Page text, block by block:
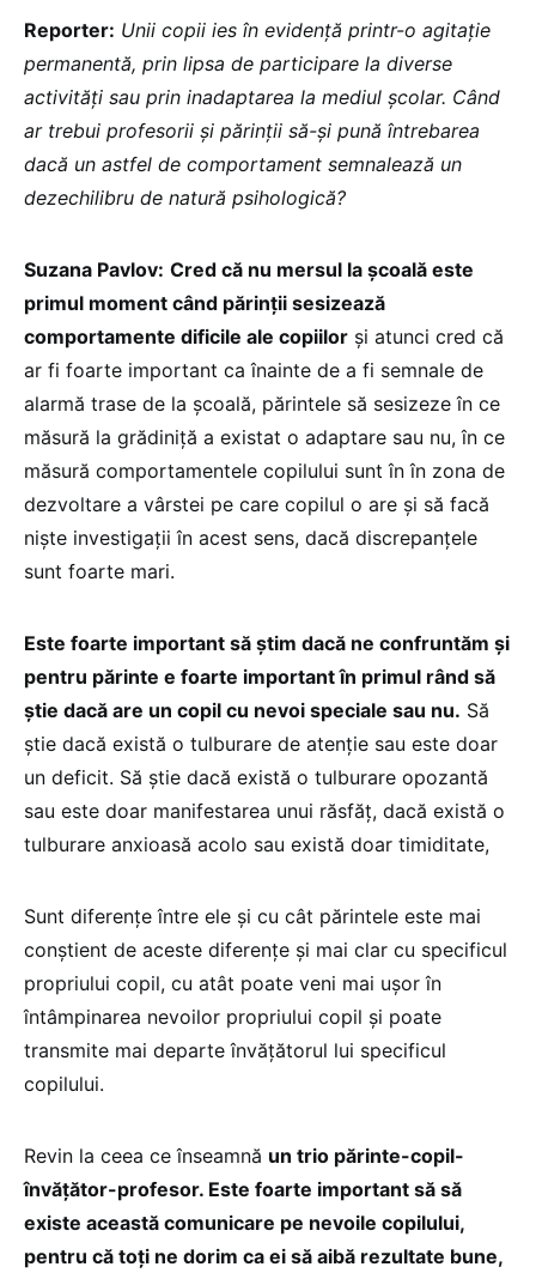
Reporter: Unii copii ies în evidență printr-o agitație
permanentă, prin lipsa de participare la diverse
activități sau prin inadaptarea la mediul școlar. Când
ar trebui profesorii și părinții să-și pună întrebarea
dacă un astfel de comportament semnalează un
dezechilibru de natură psihologică?
Suzana Pavlov: Cred că nu mersul la școală este
primul moment când părinții sesizează
comportamente dificile ale copiilor și atunci cred că
ar fi foarte important ca înainte de a fi semnale de
alarmă trase de la școală, părintele să sesizeze în ce
măsură la grădiniță a existat o adaptare sau nu, în ce
măsură comportamentele copilului sunt în în zona de
dezvoltare a vârstei pe care copilul o are și să facă
niște investigații în acest sens, dacă discrepanțele
sunt foarte mari.
Este foarte important să știm dacă ne confruntăm și
pentru părinte e foarte important în primul rând să
știe dacă are un copil cu nevoi speciale sau nu. Să
știe dacă există o tulburare de atenție sau este doar
un deficit. Să știe dacă există o tulburare opozantă
sau este doar manifestarea unui răsfăț, dacă există o
tulburare anxioasă acolo sau există doar timiditate,
Sunt diferențe între ele și cu cât părintele este mai
conștient de aceste diferențe și mai clar cu specificul
propriului copil, cu atât poate veni mai ușor în
întâmpinarea nevoilor propriului copil și poate
transmite mai departe învățătorul lui specificul
copilului.
Revin la ceea ce înseamnă un trio părinte-copil-
învățător-profesor. Este foarte important să să
existe această comunicare pe nevoile copilului,
pentru că toți ne dorim ca ei să aibă rezultate bune,